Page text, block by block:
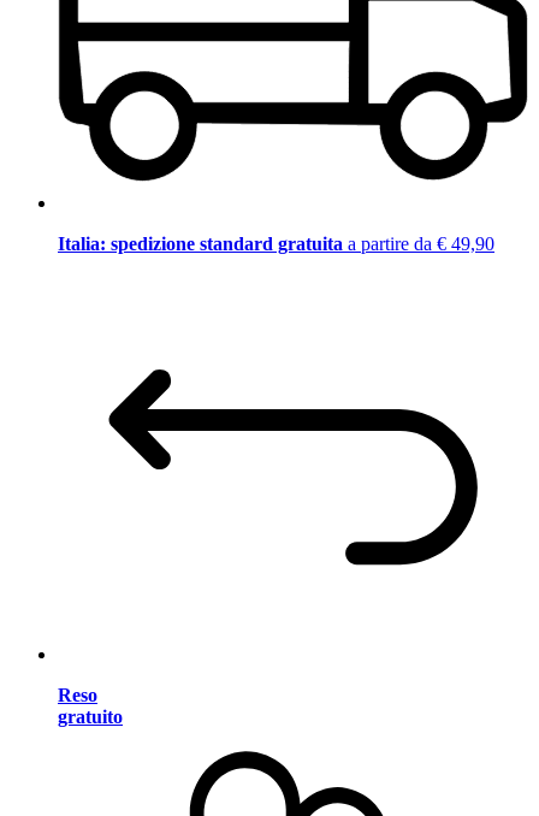
Italia: spedizione standard gratuita a partire da € 49,90
Reso
gratuito